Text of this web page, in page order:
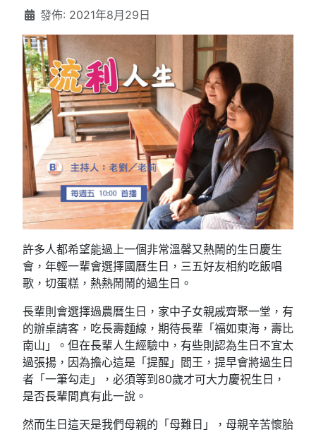
發佈: 2021年8月29日
許多人都希望能過上一個非常溫馨又熱鬧的生日慶生
會，年輕一輩會選擇國曆生日，三五好友相約吃飯唱
歌，切蛋糕，熱熱鬧鬧的過生日。
長輩則會選擇過農曆生日，家中子女親戚齊聚一堂，有
的辦桌請客，吃長壽麵線，期待長輩「福如東海，壽比
南山」。但在長輩人生經驗中，有些則認為生日不宜太
過張揚，因為擔心這是「提醒」閻王，提早會將過生日
者「一筆勾走」，必須等到80歲才可大力慶祝生日，
是否長輩間真有此一說。
然而生日這天是我們母親的「母難日」，母親辛苦懷胎